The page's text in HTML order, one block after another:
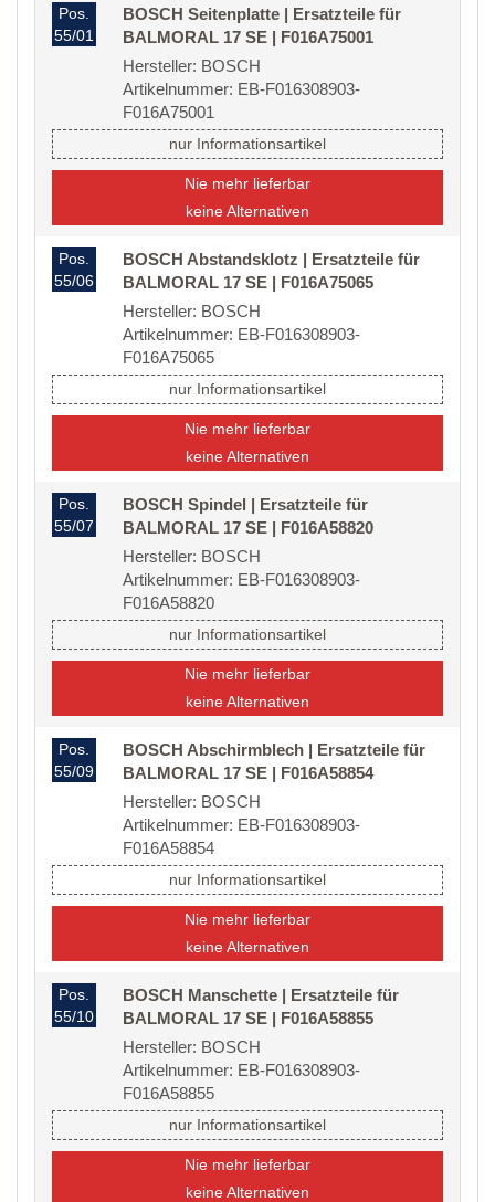
Pos.
55/01
BOSCH Seitenplatte | Ersatzteile für
BALMORAL 17 SE | F016A75001
Hersteller: BOSCH
Artikelnummer: EB-F016308903-
F016A75001
nur Informationsartikel
Nie mehr lieferbar
keine Alternativen
Pos.
55/06
BOSCH Abstandsklotz | Ersatzteile für
BALMORAL 17 SE | F016A75065
Hersteller: BOSCH
Artikelnummer: EB-F016308903-
F016A75065
nur Informationsartikel
Nie mehr lieferbar
keine Alternativen
Pos.
55/07
BOSCH Spindel | Ersatzteile für
BALMORAL 17 SE | F016A58820
Hersteller: BOSCH
Artikelnummer: EB-F016308903-
F016A58820
nur Informationsartikel
Nie mehr lieferbar
keine Alternativen
Pos.
55/09
BOSCH Abschirmblech | Ersatzteile für
BALMORAL 17 SE | F016A58854
Hersteller: BOSCH
Artikelnummer: EB-F016308903-
F016A58854
nur Informationsartikel
Nie mehr lieferbar
keine Alternativen
Pos.
55/10
BOSCH Manschette | Ersatzteile für
BALMORAL 17 SE | F016A58855
Hersteller: BOSCH
Artikelnummer: EB-F016308903-
F016A58855
nur Informationsartikel
Nie mehr lieferbar
keine Alternativen